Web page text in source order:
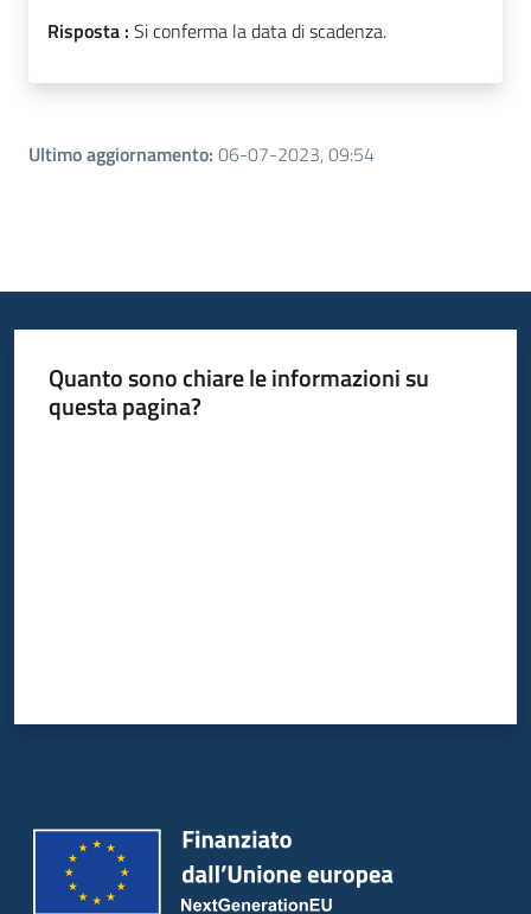
Risposta : Si conferma la data di scadenza.
Ultimo aggiornamento: 06-07-2023, 09:54
Quanto sono chiare le informazioni su
questa pagina?